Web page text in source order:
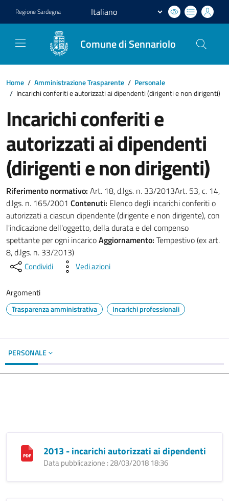
RegioneSardegna
Comune di Sennariolo
Home / Amministrazione Trasparente / Personale
/ Incarichi conferiti e autorizzati ai dipendenti (dirigenti e non dirigenti)
Incarichi conferiti e
autorizzati ai dipendenti
(dirigenti e non dirigenti)
Riferimento normativo: Art. 18, d.lgs. n. 33/2013Art. 53, c. 14,
d.lgs. n. 165/2001 Contenuti: Elenco degli incarichi conferiti o
autorizzati a ciascun dipendente (dirigente e non dirigente), con
l'indicazione dell'oggetto, della durata e del compenso
spettante per ogni incaricoAggiornamento: Tempestivo (ex art.
8, d.lgs. n. 33/2013)
Condividi Vedi azioni
Argomenti
Trasparenza amministrativa Incarichi professionali
PERSONALE
2013 - incarichi autorizzati ai dipendenti
Data pubblicazione : 28/03/2018 18:36